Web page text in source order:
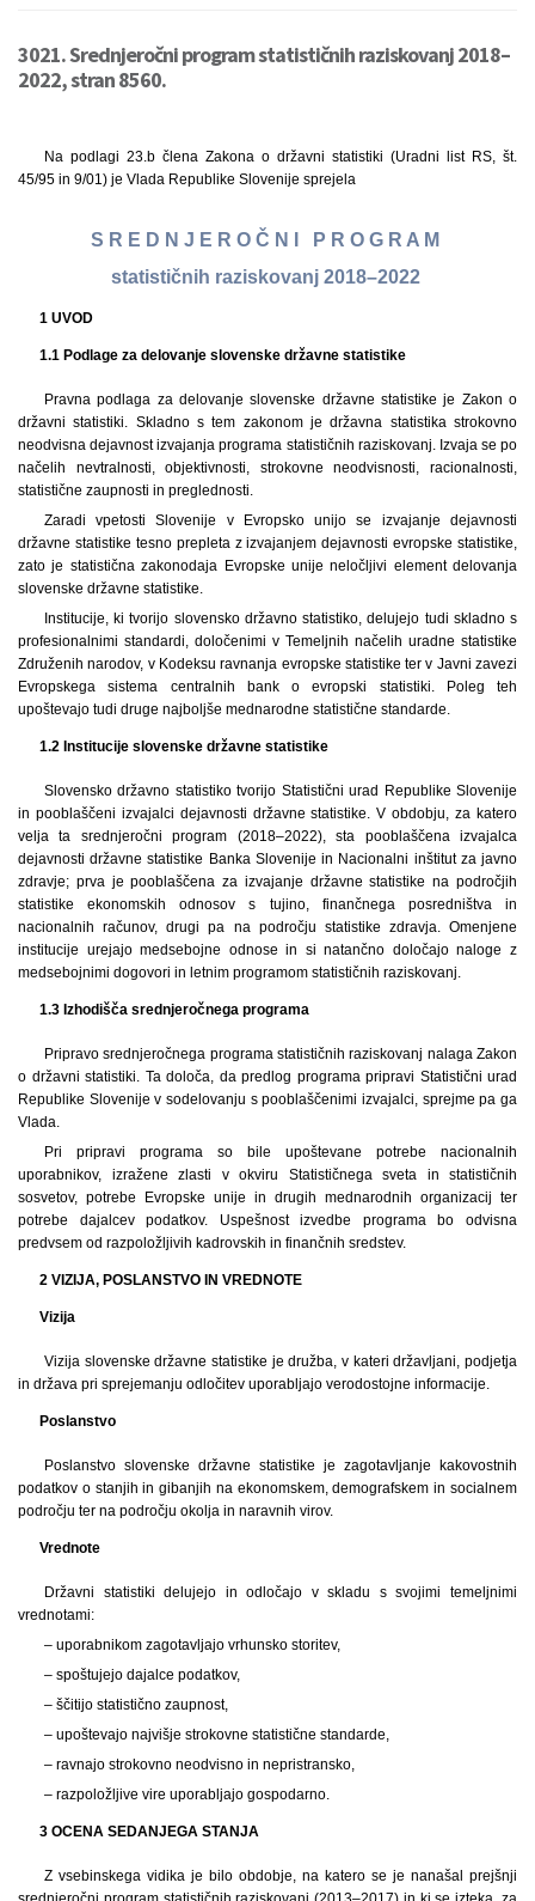
3021. Srednjeročni program statističnih raziskovanj 2018–
2022, stran 8560.
Na podlagi 23.b člena Zakona o državni statistiki (Uradni list RS, št.
45/95 in 9/01) je Vlada Republike Slovenije sprejela
S R E D N J E R O Č N I P R O G R A M
statističnih raziskovanj 2018–2022
1 UVOD
1.1 Podlage za delovanje slovenske državne statistike
Pravna podlaga za delovanje slovenske državne statistike je Zakon o
državni statistiki. Skladno s tem zakonom je državna statistika strokovno
neodvisna dejavnost izvajanja programa statističnih raziskovanj. Izvaja se po
načelih nevtralnosti, objektivnosti, strokovne neodvisnosti, racionalnosti,
statistične zaupnosti in preglednosti.
Zaradi vpetosti Slovenije v Evropsko unijo se izvajanje dejavnosti
državne statistike tesno prepleta z izvajanjem dejavnosti evropske statistike,
zato je statistična zakonodaja Evropske unije neločljivi element delovanja
slovenske državne statistike.
Institucije, ki tvorijo slovensko državno statistiko, delujejo tudi skladno s
profesionalnimi standardi, določenimi v Temeljnih načelih uradne statistike
Združenih narodov, v Kodeksu ravnanja evropske statistike ter v Javni zavezi
Evropskega sistema centralnih bank o evropski statistiki. Poleg teh
upoštevajo tudi druge najboljše mednarodne statistične standarde.
1.2 Institucije slovenske državne statistike
Slovensko državno statistiko tvorijo Statistični urad Republike Slovenije
in pooblaščeni izvajalci dejavnosti državne statistike. V obdobju, za katero
velja ta srednjeročni program (2018–2022), sta pooblaščena izvajalca
dejavnosti državne statistike Banka Slovenije in Nacionalni inštitut za javno
zdravje; prva je pooblaščena za izvajanje državne statistike na področjih
statistike ekonomskih odnosov s tujino, finančnega posredništva in
nacionalnih računov, drugi pa na področju statistike zdravja. Omenjene
institucije urejajo medsebojne odnose in si natančno določajo naloge z
medsebojnimi dogovori in letnim programom statističnih raziskovanj.
1.3 Izhodišča srednjeročnega programa
Pripravo srednjeročnega programa statističnih raziskovanj nalaga Zakon
o državni statistiki. Ta določa, da predlog programa pripravi Statistični urad
Republike Slovenije v sodelovanju s pooblaščenimi izvajalci, sprejme pa ga
Vlada.
Pri pripravi programa so bile upoštevane potrebe nacionalnih
uporabnikov, izražene zlasti v okviru Statističnega sveta in statističnih
sosvetov, potrebe Evropske unije in drugih mednarodnih organizacij ter
potrebe dajalcev podatkov. Uspešnost izvedbe programa bo odvisna
predvsem od razpoložljivih kadrovskih in finančnih sredstev.
2 VIZIJA, POSLANSTVO IN VREDNOTE
Vizija
Vizija slovenske državne statistike je družba, v kateri državljani, podjetja
in država pri sprejemanju odločitev uporabljajo verodostojne informacije.
Poslanstvo
Poslanstvo slovenske državne statistike je zagotavljanje kakovostnih
podatkov o stanjih in gibanjih na ekonomskem, demografskem in socialnem
področju ter na področju okolja in naravnih virov.
Vrednote
Državni statistiki delujejo in odločajo v skladu s svojimi temeljnimi
vrednotami:
– uporabnikom zagotavljajo vrhunsko storitev,
– spoštujejo dajalce podatkov,
– ščitijo statistično zaupnost,
– upoštevajo najvišje strokovne statistične standarde,
– ravnajo strokovno neodvisno in nepristransko,
– razpoložljive vire uporabljajo gospodarno.
3 OCENA SEDANJEGA STANJA
Z vsebinskega vidika je bilo obdobje, na katero se je nanašal prejšnji